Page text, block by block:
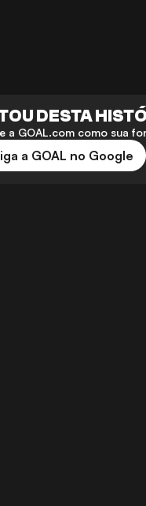
DESTA
a GOAL.com como sua
a GOAL no Google